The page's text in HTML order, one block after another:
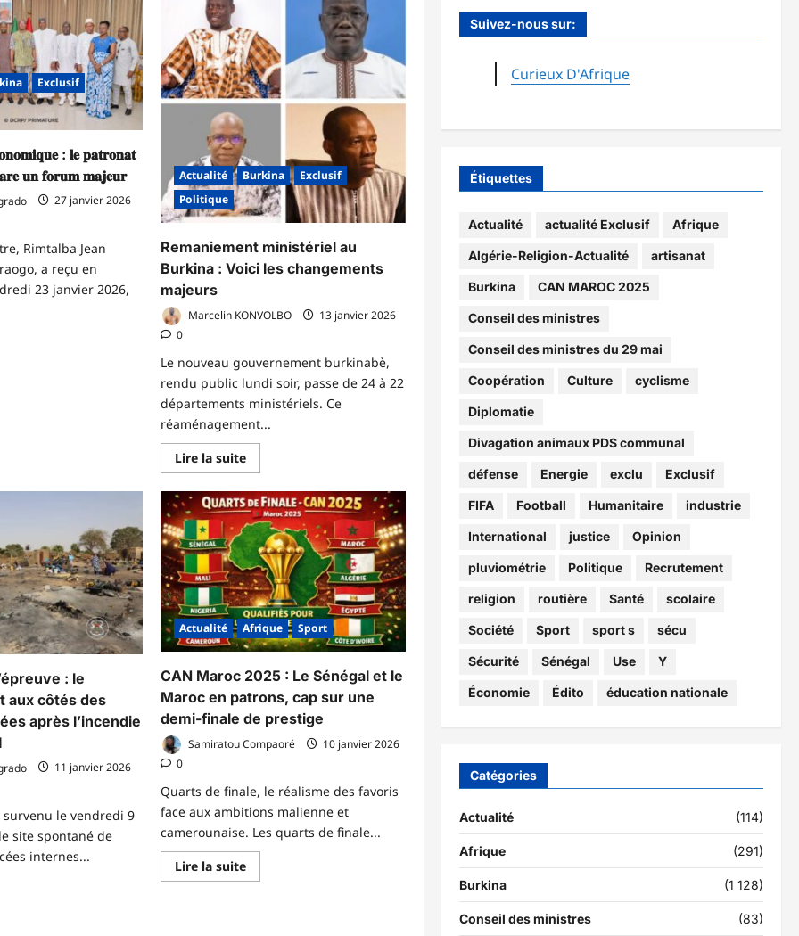
à
Koulouba
:
le
capitaine
Ibrahim
Traoré,
l’endurance
et
à
l’accélération
des
grands
chantiers
2026
Exclusif
: 𝐥𝐞 𝐩𝐚𝐭𝐫𝐨𝐧𝐚𝐭
𝐮𝐧 𝐟𝐨𝐫𝐮𝐦 𝐦𝐚𝐣𝐞𝐮𝐫
27 janvier 2026
Rimtalba Jean
a reçu en
23 janvier 2026,
Actualité Burkina
Exclusif
Politique
Remaniement ministériel au
Burkina : Voici les changements
majeurs
Marcelin KONVOLBO
13 janvier 2026
0
Le nouveau gouvernement burkinabè,
rendu public lundi soir, passe de 24 à 22
départements ministériels. Ce
réaménagement...
Lire la suiteEn
savoir
sur
Remaniement
ministériel
au
Burkina
:
Voici
les
changements
majeurs
: le
aux côtés des
après l’incendie
11 janvier 2026
survenu le vendredi 9
site spontané de
internes...
Actualité Afrique Sport
CAN Maroc 2025 : Le Sénégal et le
Maroc en patrons, cap sur une
demi-finale de prestige
Samiratou Compaoré
10 janvier 2026
0
Quarts de finale, le réalisme des favoris
face aux ambitions malienne et
camerounaise. Les quarts de finale...
Lire la suiteEn
savoir
Suivez-nous sur:
Curieux D'Afrique
Étiquettes
Actualité actualité Exclusif Afrique
Algérie-Religion-Actualité artisanat
Burkina CAN MAROC 2025
Conseil des ministres
Conseil des ministres du 29 mai
Coopération Culture cyclisme
Diplomatie
Divagation animaux PDS communal
défense Energie exclu Exclusif
FIFA Football Humanitaire industrie
International justice Opinion
pluviométrie Politique Recrutement
religion routière Santé scolaire
Société Sport sport s sécu
Sécurité Sénégal Use Y
Économie Édito éducation nationale
Catégories
Actualité (114)
Afrique (291)
Burkina (1 128)
Conseil des ministres (83)